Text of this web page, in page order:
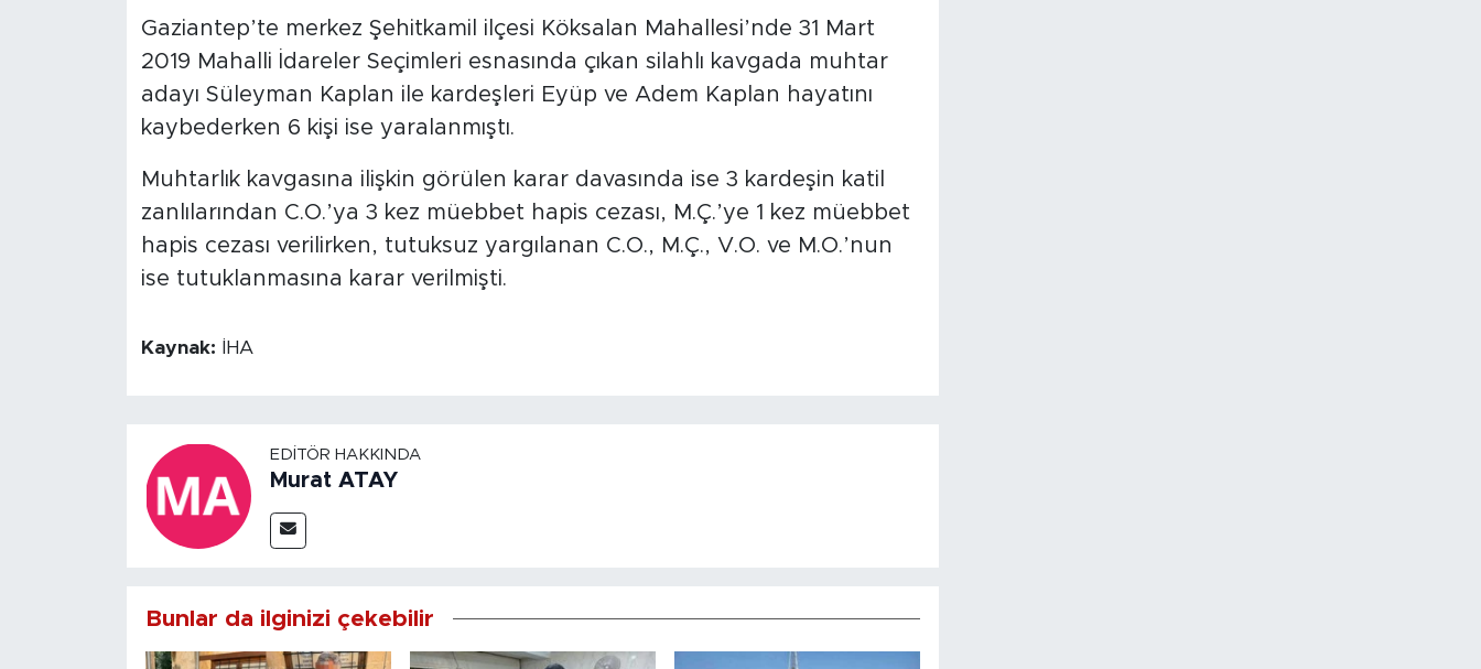
Gaziantep’te merkez Şehitkamil ilçesi Köksalan Mahallesi’nde 31 Mart
2019 Mahalli İdareler Seçimleri esnasında çıkan silahlı kavgada muhtar
adayı Süleyman Kaplan ile kardeşleri Eyüp ve Adem Kaplan hayatını
kaybederken 6 kişi ise yaralanmıştı.
Muhtarlık kavgasına ilişkin görülen karar davasında ise 3 kardeşin katil
zanlılarından C.O.’ya 3 kez müebbet hapis cezası, M.Ç.’ye 1 kez müebbet
hapis cezası verilirken, tutuksuz yargılanan C.O., M.Ç., V.O. ve M.O.’nun
ise tutuklanmasına karar verilmişti.
Kaynak: İHA
EDITÖR HAKKINDA
Murat ATAY
Bunlar da ilginizi çekebilir